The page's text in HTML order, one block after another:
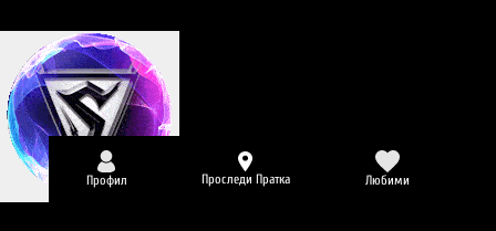
Профил Проследи Пратка Любими